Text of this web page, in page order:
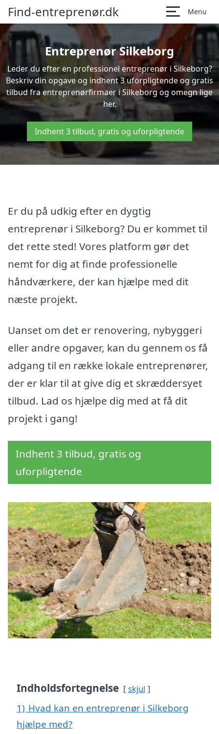
Find-entreprenør.dk Menu
Entreprenør Silkeborg
Leder du efter en professionel entreprenør i Silkeborg?
Beskriv din opgave og indhent 3 uforpligtende og gratis
tilbud fra entreprenørfirmaer i Silkeborg og omegn lige
her.
Indhent 3 tilbud, gratis og uforpligtende
Er du på udkig efter en dygtig
entreprenør i Silkeborg? Du er kommet til
det rette sted! Vores platform gør det
nemt for dig at finde professionelle
håndværkere, der kan hjælpe med dit
næste projekt.
Uanset om det er renovering, nybyggeri
eller andre opgaver, kan du gennem os få
adgang til en række lokale entreprenører,
der er klar til at give dig et skræddersyet
tilbud. Lad os hjælpe dig med at få dit
projekt i gang!
Indhent 3 tilbud, gratis og
uforpligtende
Indholdsfortegnelse skjul
1) Hvad kan en entreprenør i Silkeborg
hjælpe med?